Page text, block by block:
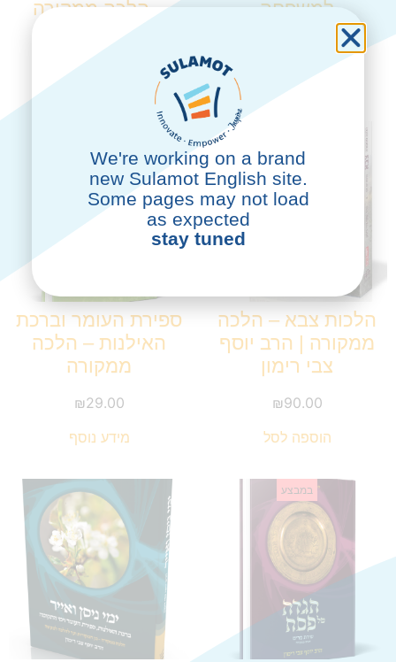
למשפחה
הוספה לסל
– הלכה ממקורה
₪69.00
הוספה לסל
הלכות צבא – הלכה
ממקורה | הרב יוסף
צבי רימון
₪90.00
הוספה לסל
ספירת העומר וברכת
האילנות – הלכה
ממקורה
₪29.00
מידע נוסף
במבצע
We're working on a brand
new Sulamot English site.
Some pages may not load
as expected
stay tuned